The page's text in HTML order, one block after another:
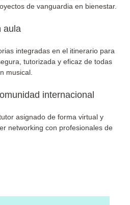
de vanguardia en bienestar.
aula
integradas en el itinerario para
tutorizada y eficaz de todas
musical.
internacional
asignado de forma virtual y
networking con profesionales de